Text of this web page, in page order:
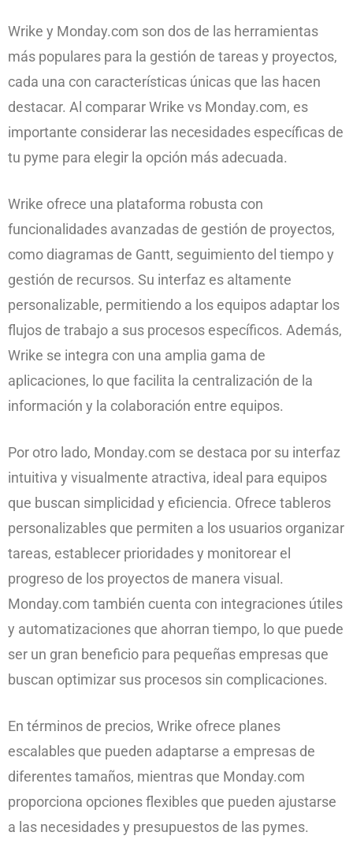
Wrike y Monday.com son dos de las herramientas
más populares para la gestión de tareas y proyectos,
cada una con características únicas que las hacen
destacar. Al comparar Wrike vs Monday.com, es
importante considerar las necesidades específicas de
tu pyme para elegir la opción más adecuada.
Wrike ofrece una plataforma robusta con
funcionalidades avanzadas de gestión de proyectos,
como diagramas de Gantt, seguimiento del tiempo y
gestión de recursos. Su interfaz es altamente
personalizable, permitiendo a los equipos adaptar los
flujos de trabajo a sus procesos específicos. Además,
Wrike se integra con una amplia gama de
aplicaciones, lo que facilita la centralización de la
información y la colaboración entre equipos.
Por otro lado, Monday.com se destaca por su interfaz
intuitiva y visualmente atractiva, ideal para equipos
que buscan simplicidad y eficiencia. Ofrece tableros
personalizables que permiten a los usuarios organizar
tareas, establecer prioridades y monitorear el
progreso de los proyectos de manera visual.
Monday.com también cuenta con integraciones útiles
y automatizaciones que ahorran tiempo, lo que puede
ser un gran beneficio para pequeñas empresas que
buscan optimizar sus procesos sin complicaciones.
En términos de precios, Wrike ofrece planes
escalables que pueden adaptarse a empresas de
diferentes tamaños, mientras que Monday.com
proporciona opciones flexibles que pueden ajustarse
a las necesidades y presupuestos de las pymes.